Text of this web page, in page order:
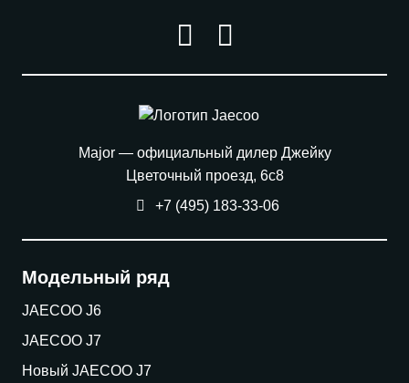
Major — официальный дилер Джейку
Цветочный проезд, 6с8
+7 (495) 183-33-06
Модельный ряд
JAECOO J6
JAECOO J7
Новый JAECOO J7